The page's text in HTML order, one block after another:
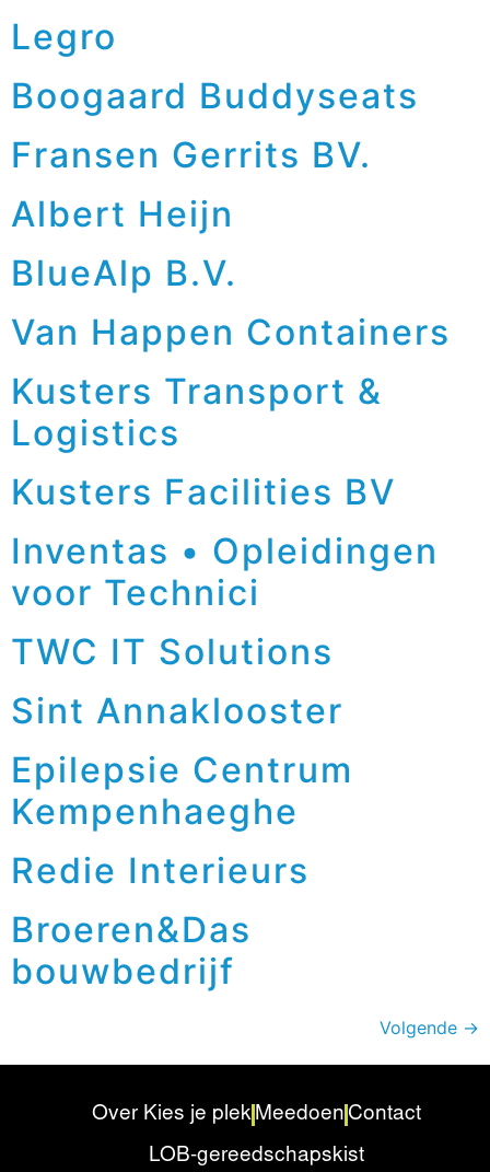
Legro
Boogaard Buddyseats
Fransen Gerrits BV.
Albert Heijn
BlueAlp B.V.
Van Happen Containers
Kusters Transport &
Logistics
Kusters Facilities BV
Inventas • Opleidingen
voor Technici
TWC IT Solutions
Sint Annaklooster
Epilepsie Centrum
Kempenhaeghe
Redie Interieurs
Broeren&Das
bouwbedrijf
Volgende →
Over Kies je plek Meedoen Contact
LOB-gereedschapskist